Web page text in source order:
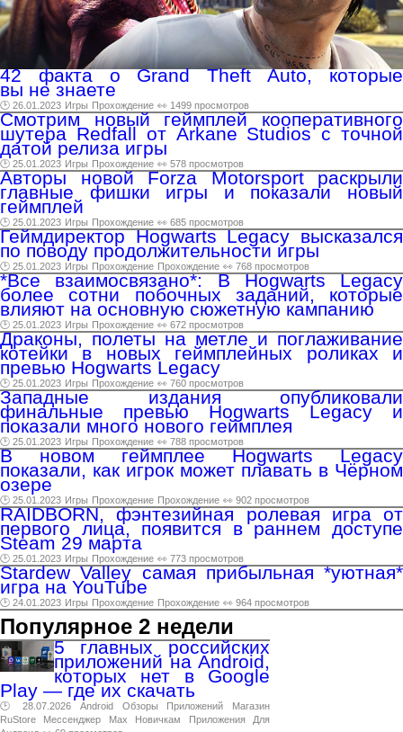
42 факта о Grand Theft Auto, которые
вы не знаете
🕑 26.01.2023 Игры Прохождение 👀 1499 просмотров
Смотрим новый геймплей кооперативного
шутера Redfall от Arkane Studios с точной
датой релиза игры
🕑 25.01.2023 Игры Прохождение 👀 578 просмотров
Авторы новой Forza Motorsport раскрыли
главные фишки игры и показали новый
геймплей
🕑 25.01.2023 Игры Прохождение 👀 685 просмотров
Геймдиректор Hogwarts Legacy высказался
по поводу продолжительности игры
🕑 25.01.2023 Игры Прохождение Прохождение 👀 768 просмотров
*Все взаимосвязано*: В Hogwarts Legacy
более сотни побочных заданий, которые
влияют на основную сюжетную кампанию
🕑 25.01.2023 Игры Прохождение 👀 672 просмотров
Драконы, полеты на метле и поглаживание
котейки в новых геймплейных роликах и
превью Hogwarts Legacy
🕑 25.01.2023 Игры Прохождение 👀 760 просмотров
Западные издания опубликовали
финальные превью Hogwarts Legacy и
показали много нового геймплея
🕑 25.01.2023 Игры Прохождение 👀 788 просмотров
В новом геймплее Hogwarts Legacy
показали, как игрок может плавать в Чёрном
озере
🕑 25.01.2023 Игры Прохождение Прохождение 👀 902 просмотров
RAIDBORN, фэнтезийная ролевая игра от
первого лица, появится в раннем доступе
Steam 29 марта
🕑 25.01.2023 Игры Прохождение 👀 773 просмотров
Stardew Valley самая прибыльная *уютная*
игра на YouTube
🕑 24.01.2023 Игры Прохождение Прохождение 👀 964 просмотров
Популярное 2 недели
5 главных российских
приложений на Android,
которых нет в Google
Play — где их скачать
🕑 28.07.2026 Android Обзоры Приложений
Магазин
RuStore
Мессенджер Max Новичкам Приложения
Для